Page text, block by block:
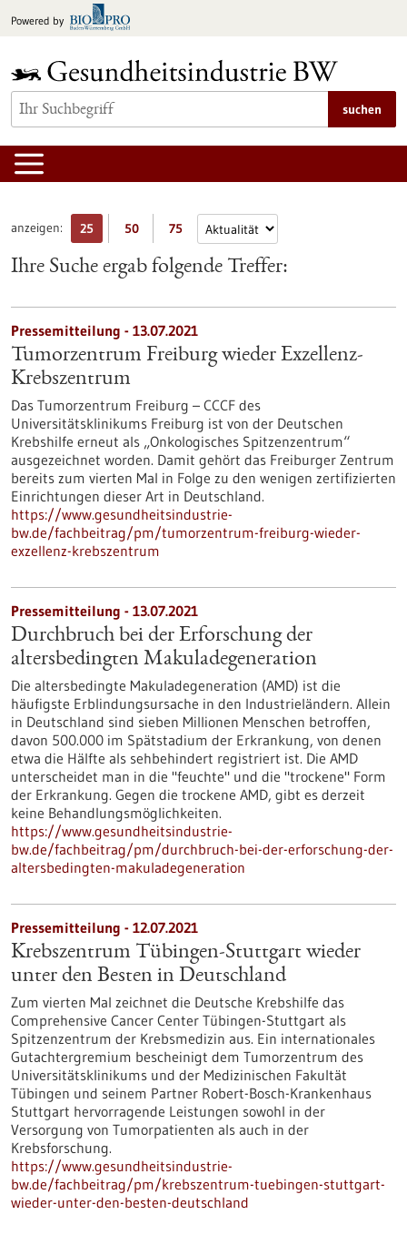
Inhalt
Powered by
suchen
anzeigen: 25 50 75
Ihre Suche ergab folgende Treffer:
Pressemitteilung - 13.07.2021
Tumorzentrum Freiburg wieder Exzellenz-
Krebszentrum
Das Tumorzentrum Freiburg – CCCF des
Universitätsklinikums Freiburg ist von der Deutschen
Krebshilfe erneut als „Onkologisches Spitzenzentrum“
ausgezeichnet worden. Damit gehört das Freiburger Zentrum
bereits zum vierten Mal in Folge zu den wenigen zertifizierten
Einrichtungen dieser Art in Deutschland.
https://www.gesundheitsindustrie-
bw.de/fachbeitrag/pm/tumorzentrum-freiburg-wieder-
exzellenz-krebszentrum
Pressemitteilung - 13.07.2021
Durchbruch bei der Erforschung der
altersbedingten Makuladegeneration
Die altersbedingte Makuladegeneration (AMD) ist die
häufigste Erblindungsursache in den Industrieländern. Allein
in Deutschland sind sieben Millionen Menschen betroffen,
davon 500.000 im Spätstadium der Erkrankung, von denen
etwa die Hälfte als sehbehindert registriert ist. Die AMD
unterscheidet man in die "feuchte" und die "trockene" Form
der Erkrankung. Gegen die trockene AMD, gibt es derzeit
keine Behandlungsmöglichkeiten.
https://www.gesundheitsindustrie-
bw.de/fachbeitrag/pm/durchbruch-bei-der-erforschung-der-
altersbedingten-makuladegeneration
Pressemitteilung - 12.07.2021
Krebszentrum Tübingen-Stuttgart wieder
unter den Besten in Deutschland
Zum vierten Mal zeichnet die Deutsche Krebshilfe das
Comprehensive Cancer Center Tübingen-Stuttgart als
Spitzenzentrum der Krebsmedizin aus. Ein internationales
Gutachtergremium bescheinigt dem Tumorzentrum des
Universitätsklinikums und der Medizinischen Fakultät
Tübingen und seinem Partner Robert-Bosch-Krankenhaus
Stuttgart hervorragende Leistungen sowohl in der
Versorgung von Tumorpatienten als auch in der
Krebsforschung.
https://www.gesundheitsindustrie-
bw.de/fachbeitrag/pm/krebszentrum-tuebingen-stuttgart-
wieder-unter-den-besten-deutschland